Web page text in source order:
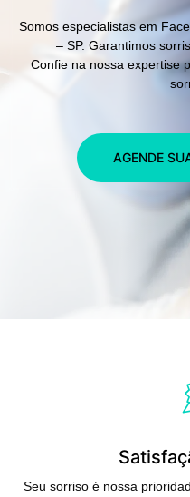
Somos especialistas em
– SP. Garantimos
Confie na nossa expertise
AGENDE
Seu sorriso é nossa